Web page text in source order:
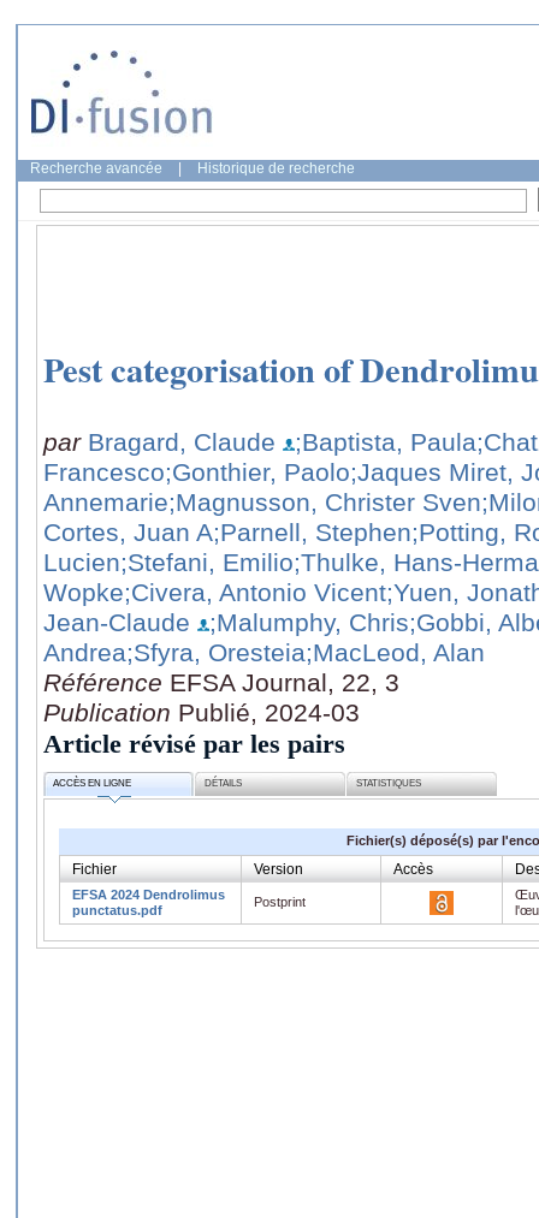
Recherche avancée Historique de recherche
Pest categorisation of
par Bragard, Claude ;Baptista, Paula
Francesco;Gonthier, Paolo;Jaques Miret,
Annemarie;Magnusson, Christer Sven
Cortes, Juan A;Parnell, Stephen;Potting,
Lucien;Stefani, Emilio;Thulke,
Wopke;Civera, Antonio Vicent;Yuen,
Jean-Claude
;Malumphy, Chris;Gobbi,
Andrea;Sfyra, Oresteia;MacLeod, Alan
Référence EFSA Journal, 22, 3
Publication Publié, 2024-03
Article révisé par les pairs
ACCÈS EN LIGNE DÉTAILS STATISTIQUES
Fichier(s) déposé(s) par
Fichier Version Accès
EFSA 2024 Dendrolimus
punctatus.pdf
Postprint